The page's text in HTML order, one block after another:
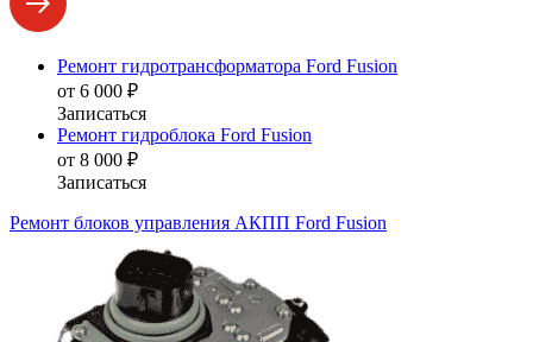
Ремонт гидротрансформатора Ford Fusion
от 6 000 ₽
Записаться
Ремонт гидроблока Ford Fusion
от 8 000 ₽
Записаться
Ремонт блоков управления АКПП Ford Fusion